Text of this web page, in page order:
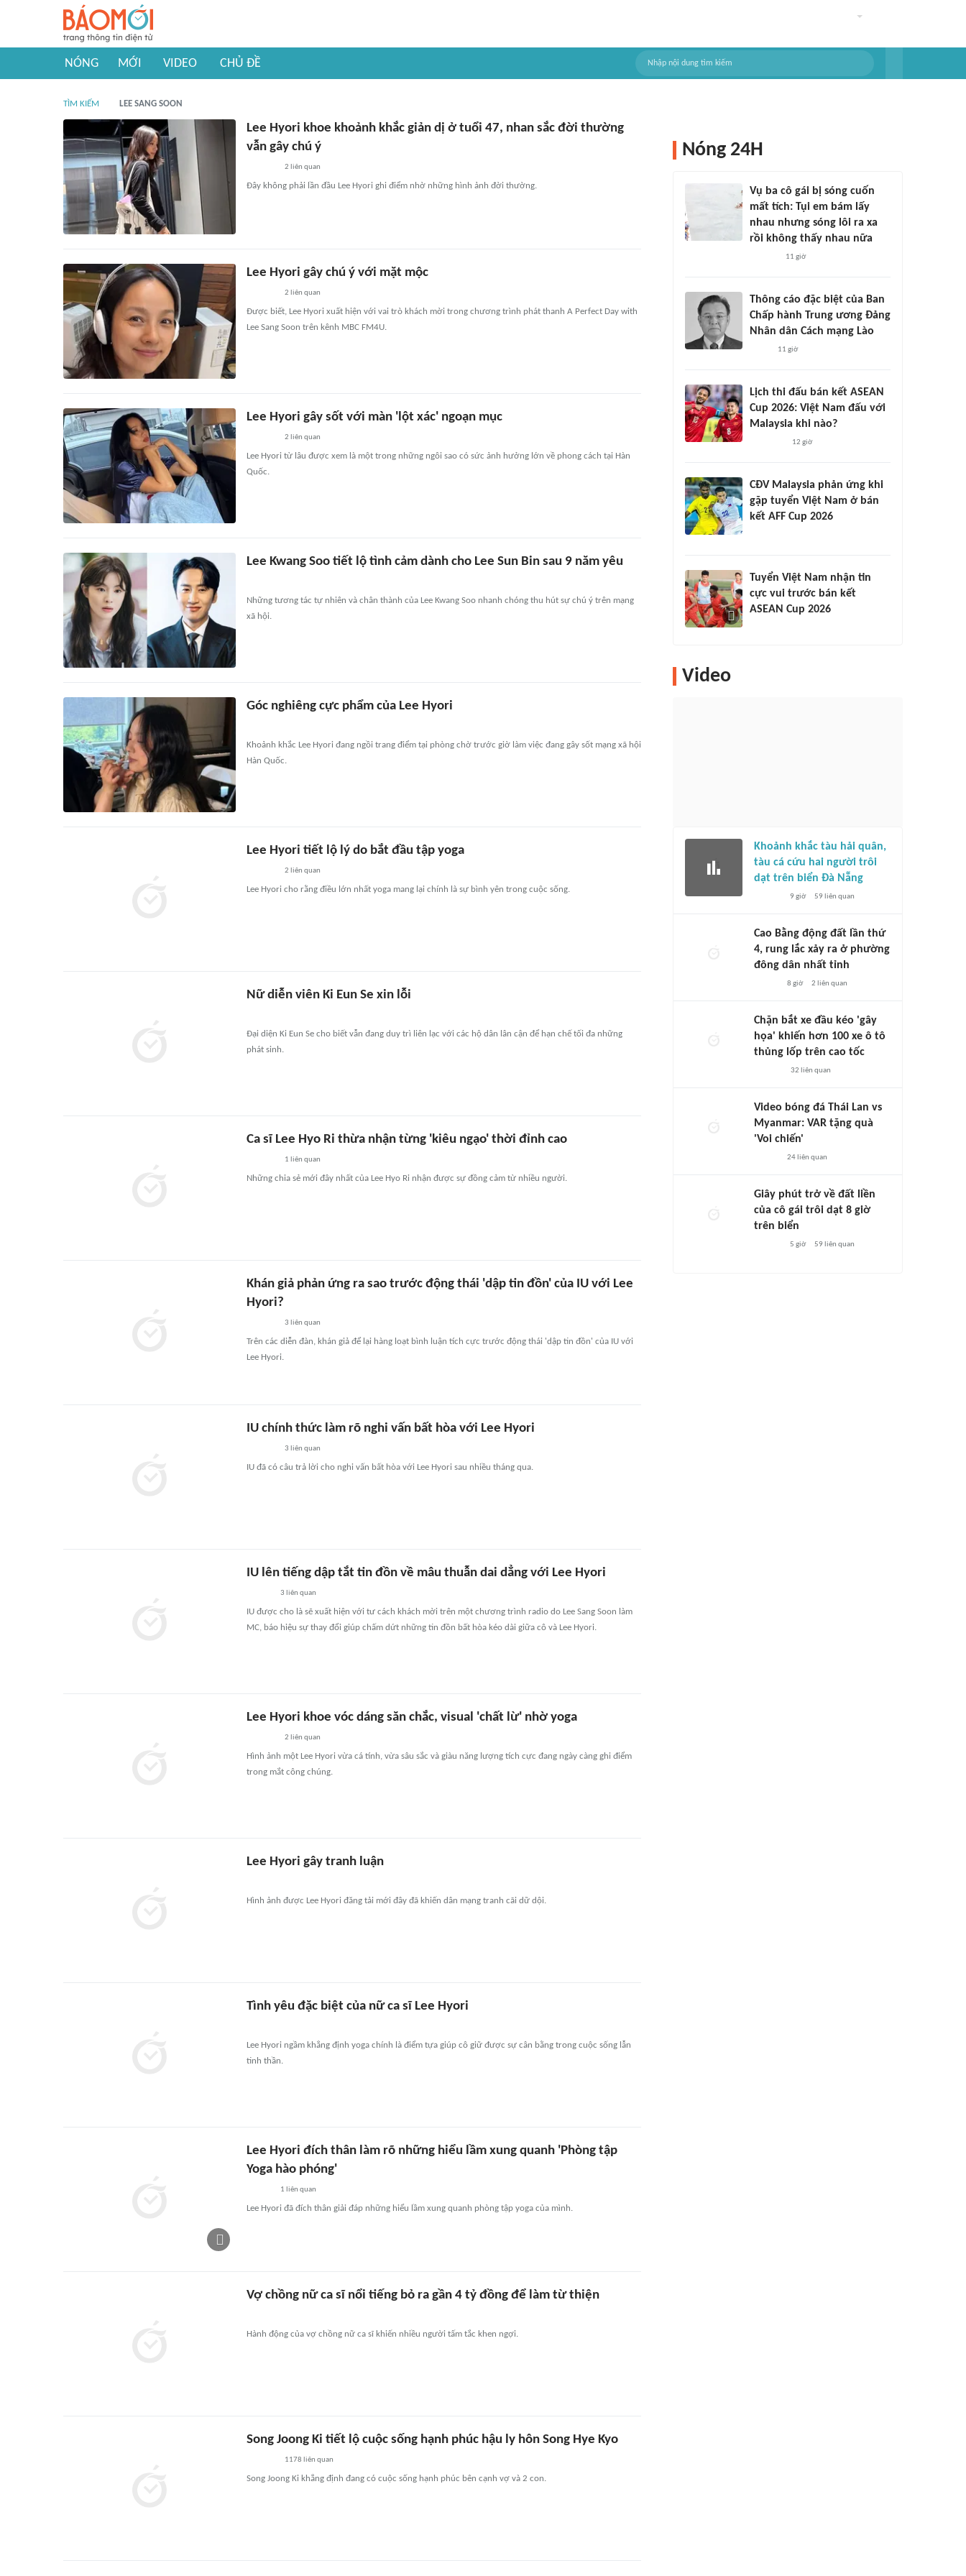
NÓNG MỚI VIDEO CHỦ ĐỀ
TÌM KIẾM LEE SANG SOON
Lee Hyori khoe khoảnh khắc giản dị ở tuổi 47, nhan sắc đời thường
vẫn gây chú ý
2 liên quan
Đây không phải lần đầu Lee Hyori ghi điểm nhờ những hình ảnh đời thường.
Lee Hyori gây chú ý với mặt mộc
2 liên quan
Được biết, Lee Hyori xuất hiện với vai trò khách mời trong chương trình phát thanh A Perfect Day with
Lee Sang Soon trên kênh MBC FM4U.
Lee Hyori gây sốt với màn 'lột xác' ngoạn mục
2 liên quan
Lee Hyori từ lâu được xem là một trong những ngôi sao có sức ảnh hưởng lớn về phong cách tại Hàn
Quốc.
Lee Kwang Soo tiết lộ tình cảm dành cho Lee Sun Bin sau 9 năm yêu
Những tương tác tự nhiên và chân thành của Lee Kwang Soo nhanh chóng thu hút sự chú ý trên mạng
xã hội.
Góc nghiêng cực phẩm của Lee Hyori
Khoảnh khắc Lee Hyori đang ngồi trang điểm tại phòng chờ trước giờ làm việc đang gây sốt mạng xã hội
Hàn Quốc.
Lee Hyori tiết lộ lý do bắt đầu tập yoga
2 liên quan
Lee Hyori cho rằng điều lớn nhất yoga mang lại chính là sự bình yên trong cuộc sống.
Nữ diễn viên Ki Eun Se xin lỗi
Đại diện Ki Eun Se cho biết vẫn đang duy trì liên lạc với các hộ dân lân cận để hạn chế tối đa những
phát sinh.
Ca sĩ Lee Hyo Ri thừa nhận từng 'kiêu ngạo' thời đỉnh cao
1 liên quan
Những chia sẻ mới đây nhất của Lee Hyo Ri nhận được sự đồng cảm từ nhiều người.
Khán giả phản ứng ra sao trước động thái 'dập tin đồn' của IU với Lee
Hyori?
3 liên quan
Trên các diễn đàn, khán giả để lại hàng loạt bình luận tích cực trước động thái 'dập tin đồn' của IU với
Lee Hyori.
IU chính thức làm rõ nghi vấn bất hòa với Lee Hyori
3 liên quan
IU đã có câu trả lời cho nghi vấn bất hòa với Lee Hyori sau nhiều tháng qua.
IU lên tiếng dập tắt tin đồn về mâu thuẫn dai dẳng với Lee Hyori
3 liên quan
IU được cho là sẽ xuất hiện với tư cách khách mời trên một chương trình radio do Lee Sang Soon làm
MC, báo hiệu sự thay đổi giúp chấm dứt những tin đồn bất hòa kéo dài giữa cô và Lee Hyori.
Lee Hyori khoe vóc dáng săn chắc, visual 'chất lừ' nhờ yoga
2 liên quan
Hình ảnh một Lee Hyori vừa cá tính, vừa sâu sắc và giàu năng lượng tích cực đang ngày càng ghi điểm
trong mắt công chúng.
Lee Hyori gây tranh luận
Hình ảnh được Lee Hyori đăng tải mới đây đã khiến dân mạng tranh cãi dữ dội.
Tình yêu đặc biệt của nữ ca sĩ Lee Hyori
Lee Hyori ngầm khẳng định yoga chính là điểm tựa giúp cô giữ được sự cân bằng trong cuộc sống lẫn
tinh thần.
Lee Hyori đích thân làm rõ những hiểu lầm xung quanh 'Phòng tập
Yoga hào phóng'
1 liên quan
Lee Hyori đã đích thân giải đáp những hiểu lầm xung quanh phòng tập yoga của mình.
Vợ chồng nữ ca sĩ nổi tiếng bỏ ra gần 4 tỷ đồng để làm từ thiện
Hành động của vợ chồng nữ ca sĩ khiến nhiều người tấm tắc khen ngợi.
Song Joong Ki tiết lộ cuộc sống hạnh phúc hậu ly hôn Song Hye Kyo
1178 liên quan
Song Joong Ki khẳng định đang có cuộc sống hạnh phúc bên cạnh vợ và 2 con.
Nóng 24H
Vụ ba cô gái bị sóng cuốn
mất tích: Tụi em bám lấy
nhau nhưng sóng lôi ra xa
rồi không thấy nhau nữa
11 giờ
Thông cáo đặc biệt của Ban
Chấp hành Trung ương Đảng
Nhân dân Cách mạng Lào
11 giờ
Lịch thi đấu bán kết ASEAN
Cup 2026: Việt Nam đấu với
Malaysia khi nào?
12 giờ
CĐV Malaysia phản ứng khi
gặp tuyển Việt Nam ở bán
kết AFF Cup 2026
Tuyển Việt Nam nhận tin
cực vui trước bán kết
ASEAN Cup 2026
Video
Khoảnh khắc tàu hải quân,
tàu cá cứu hai người trôi
dạt trên biển Đà Nẵng
9 giờ 59 liên quan
Cao Bằng động đất lần thứ
4, rung lắc xảy ra ở phường
đông dân nhất tỉnh
8 giờ 2 liên quan
Chặn bắt xe đầu kéo 'gây
họa' khiến hơn 100 xe ô tô
thủng lốp trên cao tốc
32 liên quan
Video bóng đá Thái Lan vs
Myanmar: VAR tặng quà
'Voi chiến'
24liên quan
Giây phút trở về đất liền
của cô gái trôi dạt 8 giờ
trên biển
5 giờ 59 liên quan